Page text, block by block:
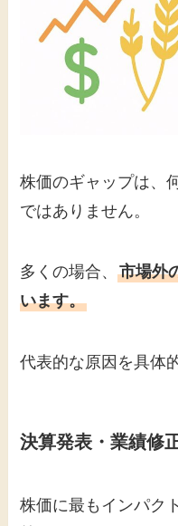
株価のギャップは、
ではありません。
多くの場合、市場外
います。
代表的な原因を具体
決算発表・業績修
株価に最もインパク